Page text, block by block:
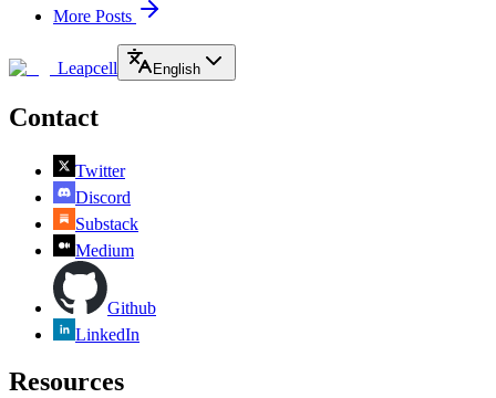
More Posts
Leapcell English
Contact
Twitter
Discord
Substack
Medium
Github
LinkedIn
Resources